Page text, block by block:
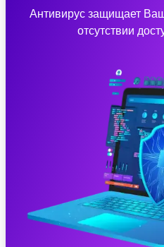
Антивирус защищает
отсутствии